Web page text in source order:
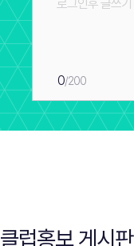
0/200
클럽홍보 게시판